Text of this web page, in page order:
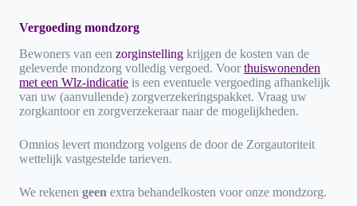
Vergoeding mondzorg
Bewoners van een zorginstelling krijgen de kosten van de
geleverde mondzorg volledig vergoed. Voor thuiswonenden
met een Wlz-indicatie is een eventuele vergoeding afhankelijk
van uw (aanvullende) zorgverzekeringspakket. Vraag uw
zorgkantoor en zorgverzekeraar naar de mogelijkheden.
Omnios levert mondzorg volgens de door de Zorgautoriteit
wettelijk vastgestelde tarieven.
We rekenen geen extra behandelkosten voor onze mondzorg.